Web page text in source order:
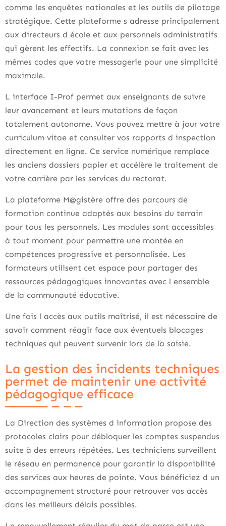
comme les enquêtes nationales et les outils de pilotage
stratégique. Cette plateforme s adresse principalement
aux directeurs d école et aux personnels administratifs
qui gèrent les effectifs. La connexion se fait avec les
mêmes codes que votre messagerie pour une simplicité
maximale.
L interface I-Prof permet aux enseignants de suivre
leur avancement et leurs mutations de façon
totalement autonome. Vous pouvez mettre à jour votre
curriculum vitae et consulter vos rapports d inspection
directement en ligne. Ce service numérique remplace
les anciens dossiers papier et accélère le traitement de
votre carrière par les services du rectorat.
La plateforme M@gistère offre des parcours de
formation continue adaptés aux besoins du terrain
pour tous les personnels. Les modules sont accessibles
à tout moment pour permettre une montée en
compétences progressive et personnalisée. Les
formateurs utilisent cet espace pour partager des
ressources pédagogiques innovantes avec l ensemble
de la communauté éducative.
Une fois l accès aux outils maîtrisé, il est nécessaire de
savoir comment réagir face aux éventuels blocages
techniques qui peuvent survenir lors de la saisie.
La gestion des incidents techniques
permet de maintenir une activité
pédagogique efficace
La Direction des systèmes d information propose des
protocoles clairs pour débloquer les comptes suspendus
suite à des erreurs répétées. Les techniciens surveillent
le réseau en permanence pour garantir la disponibilité
des services aux heures de pointe. Vous bénéficiez d un
accompagnement structuré pour retrouver vos accès
dans les meilleurs délais possibles.